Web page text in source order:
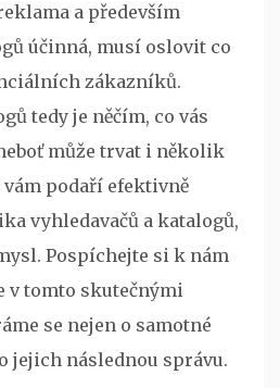
a především
účinná, musí oslovit co
zákazníků.
tedy je něčím, co vás
může trvat i několik
vám podaří efektivně
vyhledavačů a katalogů,
Pospíchejte si k nám
v tomto skutečnými
se nejen o samotné
jejich následnou správu.